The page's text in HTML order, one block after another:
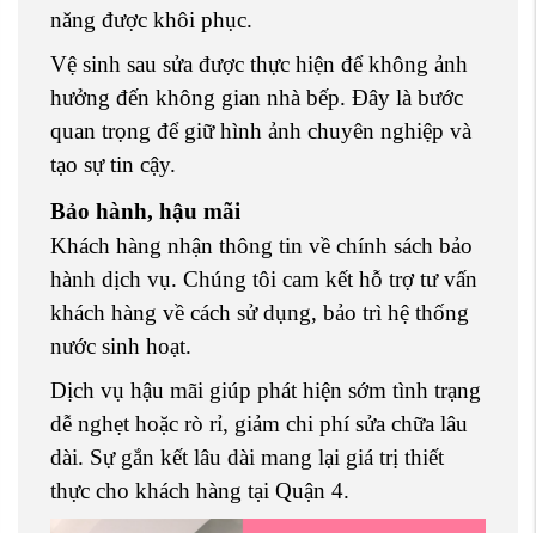
năng được khôi phục.
Vệ sinh sau sửa được thực hiện để không ảnh
hưởng đến không gian nhà bếp. Đây là bước
quan trọng để giữ hình ảnh chuyên nghiệp và
tạo sự tin cậy.
Bảo hành, hậu mãi
Khách hàng nhận thông tin về chính sách bảo
hành dịch vụ. Chúng tôi cam kết hỗ trợ tư vấn
khách hàng về cách sử dụng, bảo trì hệ thống
nước sinh hoạt.
Dịch vụ hậu mãi giúp phát hiện sớm tình trạng
dễ nghẹt hoặc rò rỉ, giảm chi phí sửa chữa lâu
dài. Sự gắn kết lâu dài mang lại giá trị thiết
thực cho khách hàng tại Quận 4.